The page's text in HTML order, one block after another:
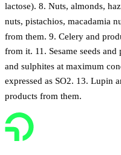
lactose). 8. Nuts, almonds,
nuts, pistachios, macadamia
from them. 9. Celery and
from it. 11. Sesame seeds
and sulphites at maximum
expressed as SO2. 13. Lupin
products from them.